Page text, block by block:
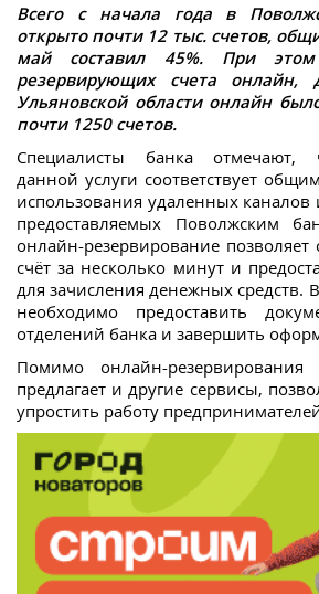
Всего с начала года в
открыто почти 12 тыс. счетов,
май составил 45%. При
резервирующих счета онлайн,
Ульяновской области онлайн
почти 1250 счетов.
Специалисты банка отмечают,
данной услуги соответствует
использования удаленных каналов
предоставляемых Поволжским
онлайн-резервирование позволяет
счёт за несколько минут и
для зачисления денежных средств.
необходимо предоставить
отделений банка и завершить
Помимо онлайн-
предлагает и другие сервисы,
упростить работу